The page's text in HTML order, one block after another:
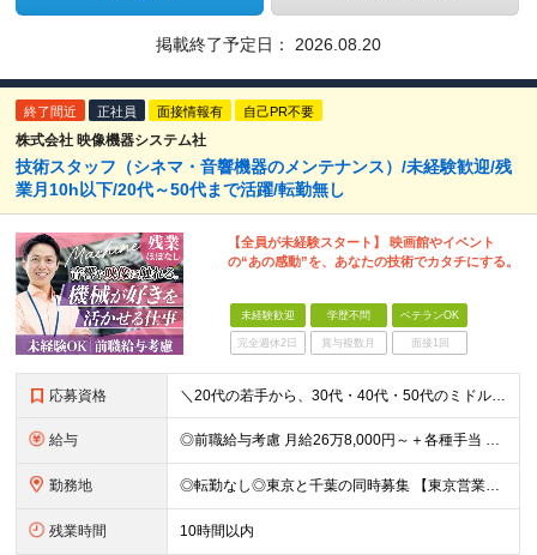
掲載終了予定日： 2026.08.20
終了間近 正社員 面接情報有 自己PR不要
株式会社 映像機器システム社
技術スタッフ（シネマ・音響機器のメンテナンス）/未経験歓迎/残
業月10h以下/20代～50代まで活躍/転勤無し
【全員が未経験スタート】 映画館やイベント
の“あの感動”を、あなたの技術でカタチにする。
未経験歓迎 学歴不問 ベテランOK
完全週休2日 賞与複数月 面接1回
応募資格 ＼20代の若手から、30代・40代・50代のミドル・ベテラン層まで幅広く歓迎！／ ■未経験OK ■学歴不問 ■普通自動車運転免許（AT限定可｜MTをお持ちの方も尚可） ～ひとつでも当てはまれば、それ
給与 ◎前職給与考慮 月給26万8,000円～＋各種手当 ◆試用期間3カ月あり（期間中は21万4,500円～＋各種手当） ※年齢・経験・能力などを考慮の上、決定します ※上記給与はみなし残業代24,00
勤務地 ◎転勤なし◎東京と千葉の同時募集 【東京営業所】 東京都中央区新川2－24－2ビコービル４階B 【千葉営業所】 千葉県千葉市美浜区新港222-16 ※全国出社あり。出張先のホテル代や交通費は会社
残業時間 10時間以内